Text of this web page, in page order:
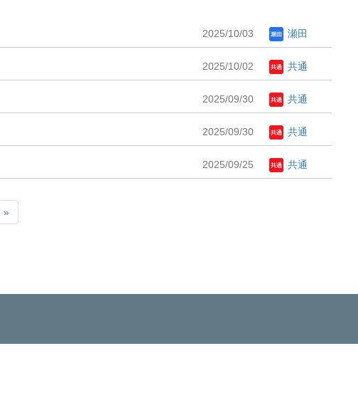
2025/10/03 瀬田
2025/10/02 共通
2025/09/30 共通
2025/09/30 共通
2025/09/25 共通
»